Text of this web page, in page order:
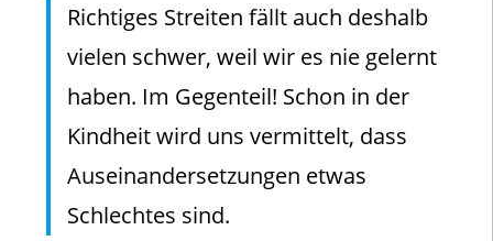
Richtiges Streiten fällt auch deshalb
vielen schwer, weil wir es nie gelernt
haben. Im Gegenteil! Schon in der
Kindheit wird uns vermittelt, dass
Auseinandersetzungen etwas
Schlechtes sind.